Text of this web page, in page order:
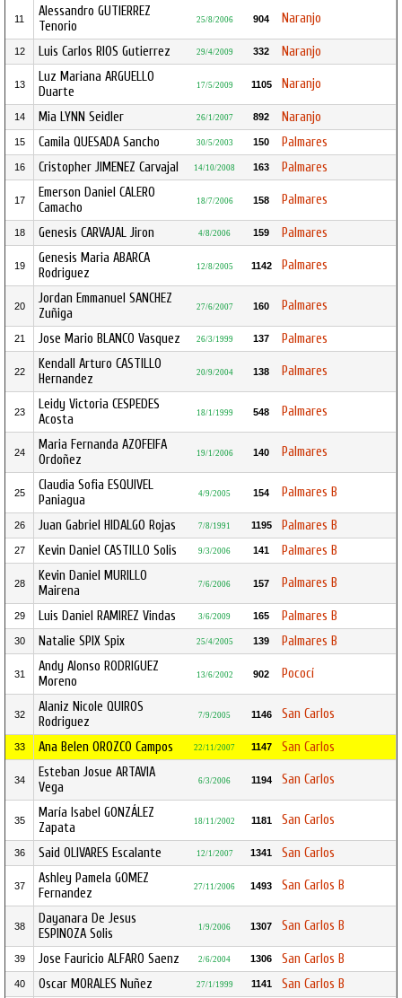
11
Alessandro GUTIERREZ
Tenorio
25/8/2006 904 Naranjo
12 Luis Carlos RIOS Gutierrez 29/4/2009 332 Naranjo
13
Luz Mariana ARGUELLO
Duarte
17/5/2009 1105 Naranjo
14 Mia LYNN Seidler 26/1/2007 892 Naranjo
15 Camila QUESADA Sancho 30/5/2003 150 Palmares
16 Cristopher JIMENEZ Carvajal 14/10/2008 163 Palmares
17
Emerson Daniel CALERO
Camacho
18/7/2006 158 Palmares
18 Genesis CARVAJAL Jiron 4/8/2006 159 Palmares
19
Genesis Maria ABARCA
Rodriguez
12/8/2005 1142 Palmares
20
Jordan Emmanuel SANCHEZ
Zuñiga
27/6/2007 160 Palmares
21 Jose Mario BLANCO Vasquez 26/3/1999 137 Palmares
22
Kendall Arturo CASTILLO
Hernandez
20/9/2004 138 Palmares
23
Leidy Victoria CESPEDES
Acosta
18/1/1999 548 Palmares
24
Maria Fernanda AZOFEIFA
Ordoñez
19/1/2006 140 Palmares
25
Claudia Sofia ESQUIVEL
Paniagua
4/9/2005 154 Palmares B
26 Juan Gabriel HIDALGO Rojas 7/8/1991 1195 Palmares B
27 Kevin Daniel CASTILLO Solis 9/3/2006 141 Palmares B
28
Kevin Daniel MURILLO
Mairena
7/6/2006 157 Palmares B
29 Luis Daniel RAMIREZ Vindas 3/6/2009 165 Palmares B
30 Natalie SPIX Spix 25/4/2005 139 Palmares B
31
Andy Alonso RODRIGUEZ
Moreno
13/6/2002 902 Pococí
32
Alaniz Nicole QUIROS
Rodriguez
7/9/2005 1146 San Carlos
33 Ana Belen OROZCO Campos 22/11/2007 1147 San Carlos
34
Esteban Josue ARTAVIA
Vega
6/3/2006 1194 San Carlos
35
María Isabel GONZÁLEZ
Zapata
18/11/2002 1181 San Carlos
36 Said OLIVARES Escalante 12/1/2007 1341 San Carlos
37
Ashley Pamela GOMEZ
Fernandez
27/11/2006 1493 San Carlos B
38
Dayanara De Jesus
ESPINOZA Solis
1/9/2006 1307 San Carlos B
39 Jose Fauricio ALFARO Saenz 2/6/2004 1306 San Carlos B
40 Oscar MORALES Nuñez 27/1/1999 1141 San Carlos B